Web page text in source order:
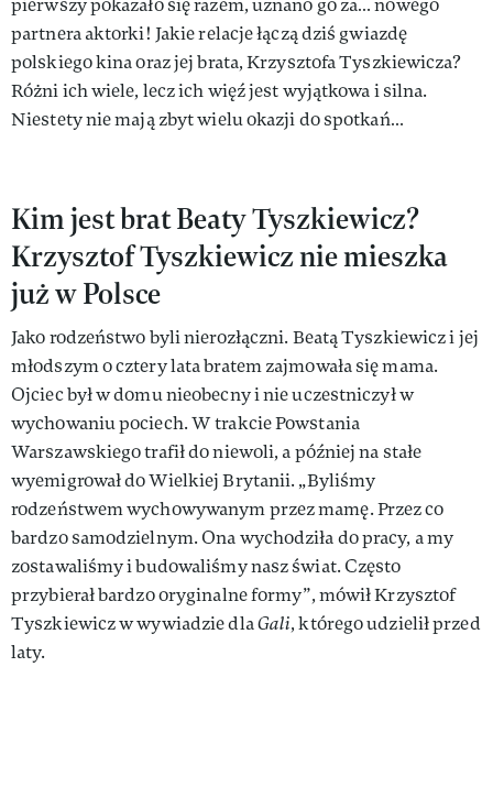
pierwszy pokazało się razem, uznano go za… nowego
partnera aktorki! Jakie relacje łączą dziś gwiazdę
polskiego kina oraz jej brata, Krzysztofa Tyszkiewicza?
Różni ich wiele, lecz ich więź jest wyjątkowa i silna.
Niestety nie mają zbyt wielu okazji do spotkań…
Kim jest brat Beaty Tyszkiewicz?
Krzysztof Tyszkiewicz nie mieszka
już w Polsce
Jako rodzeństwo byli nierozłączni. Beatą Tyszkiewicz i jej
młodszym o cztery lata bratem zajmowała się mama.
Ojciec był w domu nieobecny i nie uczestniczył w
wychowaniu pociech. W trakcie Powstania
Warszawskiego trafił do niewoli, a później na stałe
wyemigrował do Wielkiej Brytanii. „Byliśmy
rodzeństwem wychowywanym przez mamę. Przez co
bardzo samodzielnym. Ona wychodziła do pracy, a my
zostawaliśmy i budowaliśmy nasz świat. Często
przybierał bardzo oryginalne formy”, mówił Krzysztof
Tyszkiewicz w wywiadzie dlaGali, którego udzielił przed
laty.